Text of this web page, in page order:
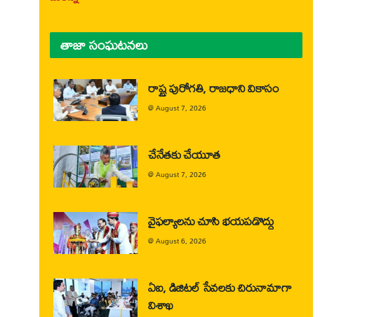
తాజా సంఘటనలు
రాష్ట్ర పురోగతి, రాజధాని వికాసం
@August 7, 2026
చేనేతకు చేయూత
@August 7, 2026
వైఫల్యాలను చూసి భయపడొద్దు
@August 6, 2026
ఏఐ, డిజిటల్ సేవలకు చిరునామాగా
విశాఖ